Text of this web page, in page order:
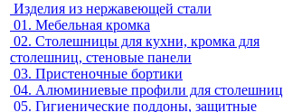
Изделия из нержавеющей стали
01. Мебельная кромка
02. Столешницы для кухни, кромка для
столешниц, стеновые панели
03. Пристеночные бортики
04. Алюминиевые профили для столешниц
05. Гигиенические поддоны, защитные